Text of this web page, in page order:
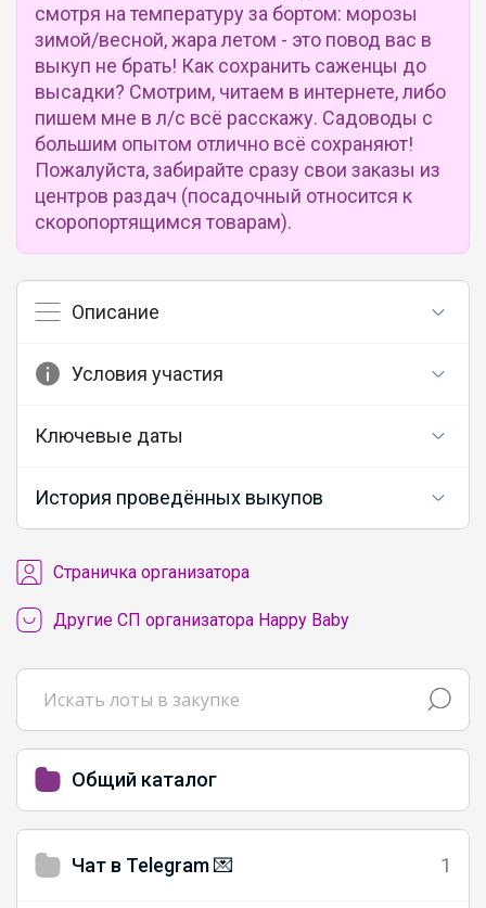
Общий каталог
Чат в Telegram 💌 1
смотря на температуру за бортом: морозы
зимой/весной, жара летом - это повод вас в
выкуп не брать! Как сохранить саженцы до
высадки? Смотрим, читаем в интернете, либо
пишем мне в л/с всё расскажу. Садоводы с
большим опытом отлично всё сохраняют!
Пожалуйста, забирайте сразу свои заказы из
центров раздач (посадочный относится к
скоропортящимся товарам).
Описание
Условия участия
Ключевые даты
История проведённых выкупов
Cтраничка организатора
Другие СП организатора Happy Baby